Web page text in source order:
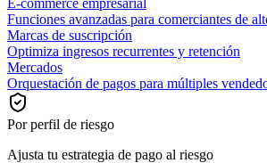
E-commerce empresarial
Funciones avanzadas para comerciantes de
Marcas de suscripción
Optimiza ingresos recurrentes y retención
Mercados
Orquestación de pagos para múltiples
Por perfil de riesgo
Ajusta tu estrategia de pago al riesgo